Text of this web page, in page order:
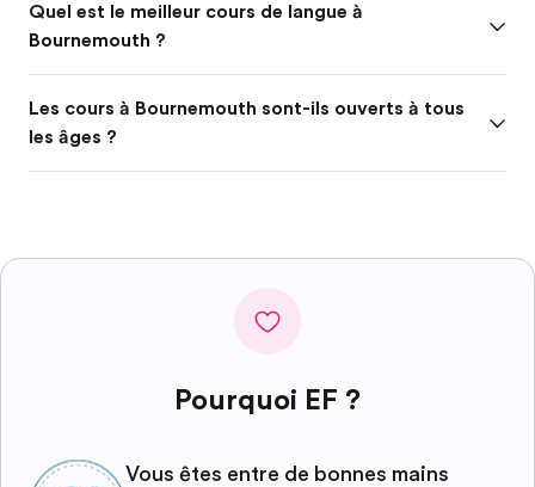
Quel est le meilleur cours de langue à
Bournemouth ?
Les cours à Bournemouth sont-ils ouverts à tous
les âges ?
Pourquoi EF ?
Vous êtes entre de bonnes mains